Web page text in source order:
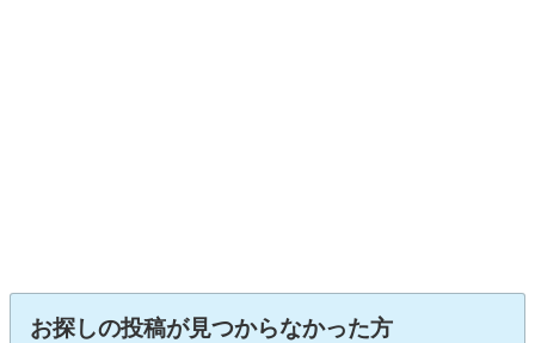
お探しの投稿が見つからなかった方